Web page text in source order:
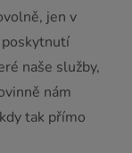
jen v
poskytnutí
naše služby,
nám
tak přímo